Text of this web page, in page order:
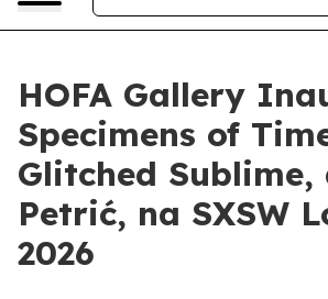
HOFA Gallery
Specimens of
Glitched Sublime,
Petrić, na SXSW
2026